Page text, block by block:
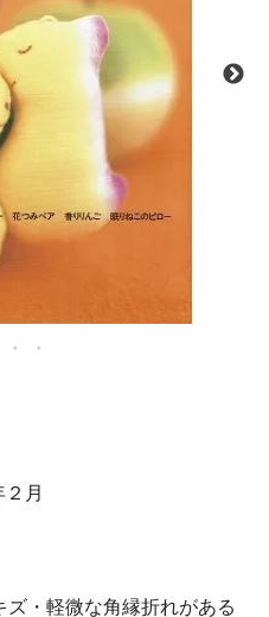
月
・軽微な角縁折れがある